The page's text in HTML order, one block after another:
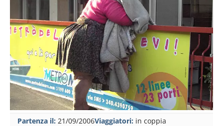
Partenza il: 21/09/2006Viaggiatori: in coppia